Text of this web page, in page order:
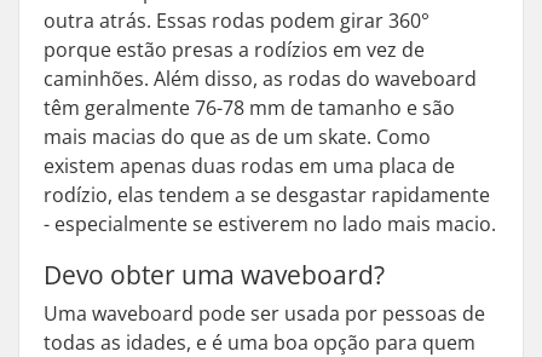
outra atrás. Essas rodas podem girar 360°
porque estão presas a rodízios em vez de
caminhões. Além disso, as rodas do waveboard
têm geralmente 76-78 mm de tamanho e são
mais macias do que as de um skate. Como
existem apenas duas rodas em uma placa de
rodízio, elas tendem a se desgastar rapidamente
- especialmente se estiverem no lado mais macio.
Devo obter uma waveboard?
Uma waveboard pode ser usada por pessoas de
todas as idades, e é uma boa opção para quem